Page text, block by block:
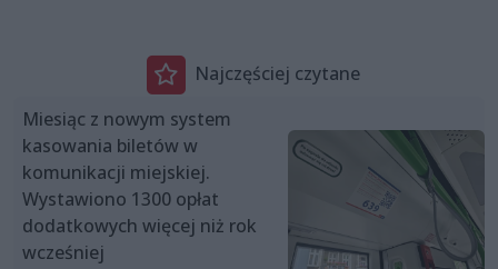
Najczęściej czytane
Miesiąc z nowym system
kasowania biletów w
komunikacji miejskiej.
Wystawiono 1300 opłat
dodatkowych więcej niż rok
wcześniej